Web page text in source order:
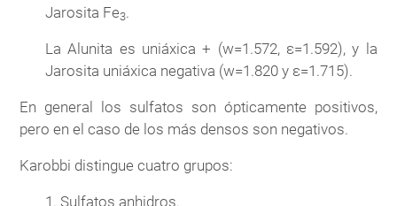
Jarosita Fe3.
La Alunita es uniáxica + (w=1.572, ε=1.592), y la
Jarosita uniáxica negativa (w=1.820 y ε=1.715).
En general los sulfatos son ópticamente positivos,
pero en el caso de los más densos son negativos.
Karobbi distingue cuatro grupos:
1. Sulfatos anhidros.